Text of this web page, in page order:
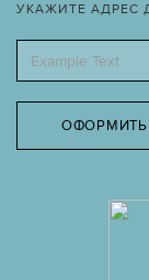
УКАЖИТЕ АДРЕС